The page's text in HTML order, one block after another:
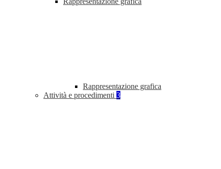
Rappresentazione grafica
Attività e procedimenti 3